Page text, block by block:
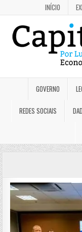
INÍCIO
GOVERNO
REDES SOCIAIS